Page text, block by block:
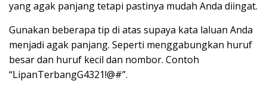
yang agak panjang tetapi pastinya mudah Anda diingat.
Gunakan beberapa tip di atas supaya kata laluan Anda
menjadi agak panjang. Seperti menggabungkan huruf
besar dan huruf kecil dan nombor. Contoh
“LipanTerbangG4321!@#”.